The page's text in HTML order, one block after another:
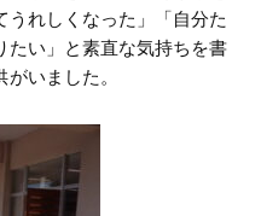
うれしくなった」「自分た
たい」と素直な気持ちを書
いました。